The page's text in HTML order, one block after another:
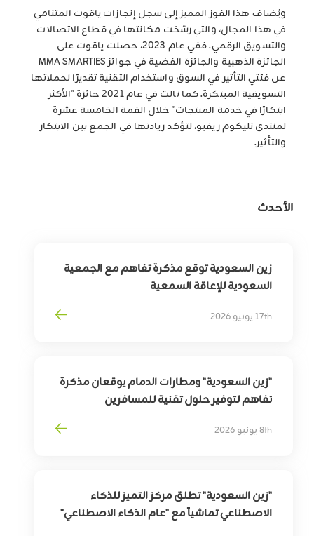
ويُضاف هذا الفوز المميز إلى سجل إنجازات ياقوت المتنامي
في هذا المجال، والتي رسّخت مكانتها في قطاع الاتصالات
والتسويق الرقمي. ففي عام 2023، حصلت ياقوت على
الجائزة الذهبية والجائزة الفضية في جوائز MMA SMARTIES
عن فئتي التأثير في السوق واستخدام التقنية تقديرًا لحملاتها
التسويقية المبتكرة. كما نالت في عام 2021 جائزة "الأكثر
ابتكارًا في خدمة المنتجات" خلال القمة الخامسة عشرة
لمنتدى تليكوم ريفيو، لتؤكد ريادتها في الجمع بين الابتكار
والتأثير.
الأحدث
زين السعودية توقع مذكرة تفاهم مع الجمعية
السعودية للإعاقة السمعية
ذوي الإعاقة السمعية
17th يونيو 2026
"زين السعودية" ومطارات الدمام يوقعان مذكرة
تفاهم لتوفير حلول تقنية للمسافرين
وترقيةتجربةالمسافرين 8th يونيو 2026
"زين السعودية" تطلق مركز التميز للذكاء
الاصطناعي تماشياً مع "عام الذكاء الاصطناعي"